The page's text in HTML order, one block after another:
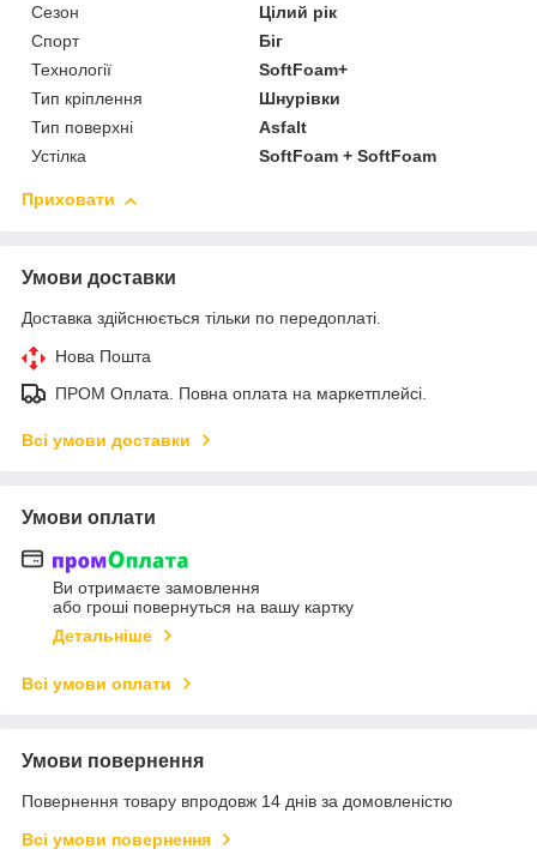
Сезон
Цілий рік
Спорт
Біг
Технології
SoftFoam+
Тип кріплення
Шнурівки
Тип поверхні
Asfalt
Устілка
SoftFoam + SoftFoam
Приховати
Умови доставки
Доставка здійснюється тільки по передоплаті.
Нова Пошта
ПРОМ Оплата. Повна оплата на маркетплейсі.
Всі умови доставки
Умови оплати
Ви отримаєте замовлення
або гроші повернуться на вашу картку
Детальніше
Всі умови оплати
Умови повернення
Повернення товару впродовж 14 днів за домовленістю
Всі умови повернення